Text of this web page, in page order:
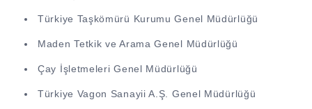
Türkiye Taşkömürü Kurumu Genel Müdürlüğü
Maden Tetkik ve Arama Genel Müdürlüğü
Çay İşletmeleri Genel Müdürlüğü
Türkiye Vagon Sanayii A.Ş. Genel Müdürlüğü